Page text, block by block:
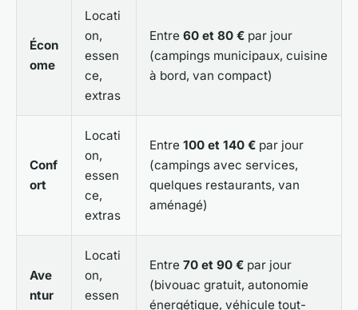
Écon
ome
Locati
on,
essen
ce,
extras
Entre 60 et 80 € par jour
(campings municipaux, cuisine
à bord, van compact)
Conf
ort
Locati
on,
essen
ce,
extras
Entre 100 et 140 € par jour
(campings avec services,
quelques restaurants, van
aménagé)
Ave
ntur
Locati
on,
essen
Entre 70 et 90 € par jour
(bivouac gratuit, autonomie
énergétique, véhicule tout-